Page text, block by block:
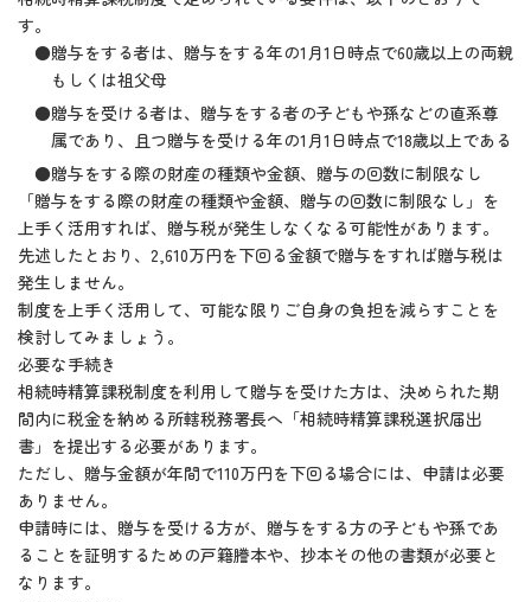
す。
●贈与をする者は、贈与をする年の1月1日時点で60歳以上の両親
もしくは祖父母
●贈与を受ける者は、贈与をする者の子どもや孫などの直系尊
属であり、且つ贈与を受ける年の1月1日時点で18歳以上である
●贈与をする際の財産の種類や金額、贈与の回数に制限なし
「贈与をする際の財産の種類や金額、贈与の回数に制限なし」を
上手く活用すれば、贈与税が発生しなくなる可能性があります。
先述したとおり、2,610万円を下回る金額で贈与をすれば贈与税は
発生しません。
制度を上手く活用して、可能な限りご自身の負担を減らすことを
検討してみましょう。
必要な手続き
相続時精算課税制度を利用して贈与を受けた方は、決められた期
間内に税金を納める所轄税務署長へ「相続時精算課税選択届出
書」を提出する必要があります。
ただし、贈与金額が年間で110万円を下回る場合には、申請は必要
ありません。
申請時には、贈与を受ける方が、贈与をする方の子どもや孫であ
ることを証明するための戸籍謄本や、抄本その他の書類が必要と
なります。